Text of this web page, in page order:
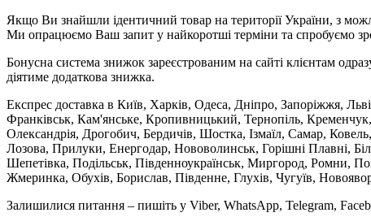
Якщо Ви знайшли ідентичний товар на території України, з
Ми опрацюємо Ваш запит у найкоротші терміни та спробуємо
Бонусна система знижок зареєстрованим на сайті клієнтам
діятиме додаткова знижка.
Експрес доставка в Київ, Харків, Одеса, Дніпро, Запоріжжя,
Франківськ, Кам'янське, Кропивницький, Тернопіль,
Олександрія, Дрогобич, Бердичів, Шостка, Ізмаїл, Самар,
Лозова, Прилуки, Енергодар, Нововолинськ, Горішні Плавні,
Шепетівка, Подільськ, Південноукраїнськ, Миргород, Ромни,
Жмеринка, Обухів, Борислав, Південне, Глухів, Чугуїв,
Залишилися питання – пишіть у Viber, WhatsApp, Telegram,